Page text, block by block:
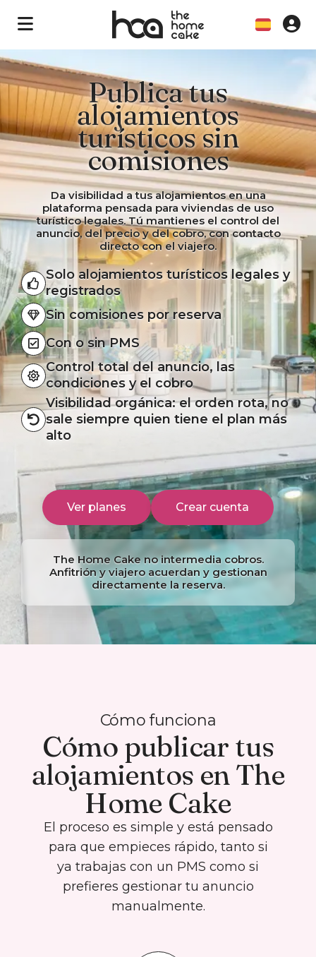
Publica tus
alojamientos
turísticos sin
comisiones
Da visibilidad a tus alojamientos en una
plataforma pensada para viviendas de uso
turístico legales. Tú mantienes el control del
anuncio, del precio y del cobro, con contacto
directo con el viajero.
Solo alojamientos turísticos legales y
registrados
Sin comisiones por reserva
Con o sin PMS
Control total del anuncio, las
condiciones y el cobro
Visibilidad orgánica: el orden rota, no
sale siempre quien tiene el plan más
alto
Ver planes Crear cuenta
The Home Cake no intermedia cobros.
Anfitrión y viajero acuerdan y gestionan
directamente la reserva.
Cómo funciona
Cómo publicar tus
alojamientos en The
Home Cake
El proceso es simple y está pensado
para que empieces rápido, tanto si
ya trabajas con un PMS como si
prefieres gestionar tu anuncio
manualmente.